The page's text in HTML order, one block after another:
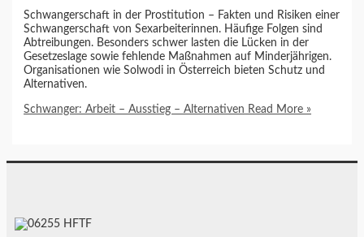
Schwangerschaft in der Prostitution – Fakten und Risiken einer
Schwangerschaft von Sexarbeiterinnen. Häufige Folgen sind
Abtreibungen. Besonders schwer lasten die Lücken in der
Gesetzeslage sowie fehlende Maßnahmen auf Minderjährigen.
Organisationen wie Solwodi in Österreich bieten Schutz und
Alternativen.
Schwanger: Arbeit – Ausstieg – Alternativen Read More »